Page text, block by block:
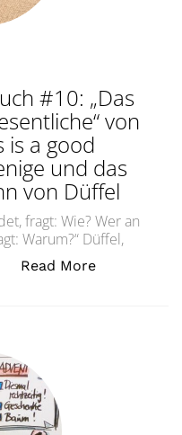
#10: „Das
von
is a good
und das
von Düffel
fragt: Wie? Wer an
Warum?“ Düffel,
Read More„Dies ist